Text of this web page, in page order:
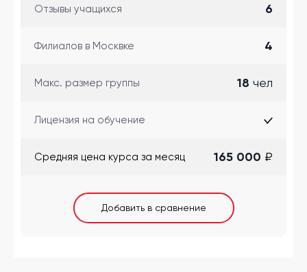
Отзывы учащихся 6
Филиалов в Москвке 4
Макс. размер группы 18 чел
Лицензия на обучение
Cредняя цена курса за месяц 165 000 ₽
Добавить в сравнение